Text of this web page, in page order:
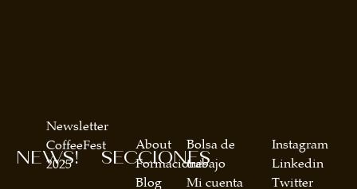
SECCIONES
About
Formaciones
Blog
Bolsa de
trabajo
Mi cuenta
NEWS!
Newsletter
CoffeeFest
2025
Instagram
Linkedin
Twitter